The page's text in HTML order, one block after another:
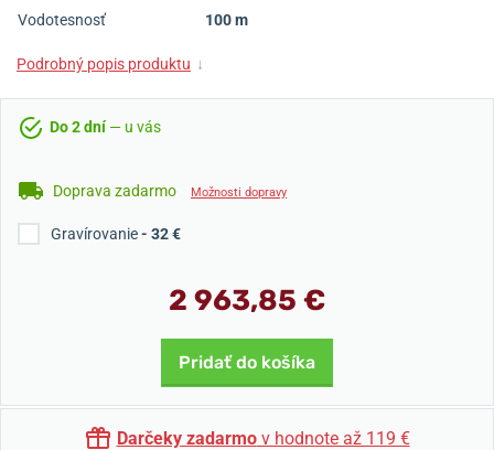
Vodotesnosť
100 m
Podrobný popis produktu ↓
Do 2 dní— u vás
Doprava zadarmo Možnosti dopravy
Gravírovanie- 32 €
2 963,85 €
Pridať do košíka
Darčeky zadarmov hodnote až 119 €